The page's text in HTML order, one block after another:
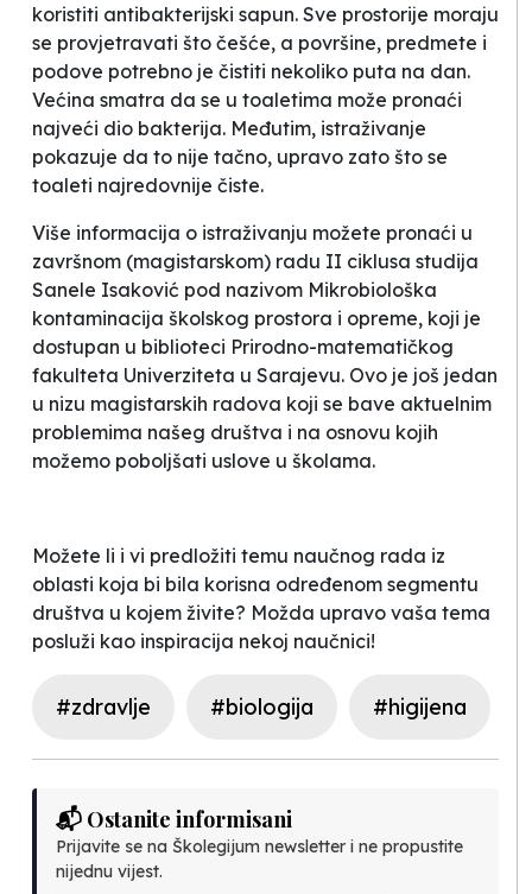
koristiti antibakterijski sapun. Sve prostorije moraju
se provjetravati što češće, a površine, predmete i
podove potrebno je čistiti nekoliko puta na dan.
Većina smatra da se u toaletima može pronaći
najveći dio bakterija. Međutim, istraživanje
pokazuje da to nije tačno, upravo zato što se
toaleti najredovnije čiste.
Više informacija o istraživanju možete pronaći u
završnom (magistarskom) radu II ciklusa studija
Sanele Isaković pod nazivom Mikrobiološka
kontaminacija školskog prostora i opreme, koji je
dostupan u biblioteci Prirodno-matematičkog
fakulteta Univerziteta u Sarajevu. Ovo je još jedan
u nizu magistarskih radova koji se bave aktuelnim
problemima našeg društva i na osnovu kojih
možemo poboljšati uslove u školama.
Možete li i vi predložiti temu naučnog rada iz
oblasti koja bi bila korisna određenom segmentu
društva u kojem živite? Možda upravo vaša tema
posluži kao inspiracija nekoj naučnici!
#zdravlje #biologija #higijena
📬 Ostanite informisani
Prijavite se na Školegijum newsletter i ne propustite
nijednu vijest.